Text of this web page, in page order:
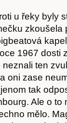
u řeky byly
zkoušela
1967 dosti
neznali ten
oni zase
tak
Ale o to
mělo.